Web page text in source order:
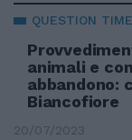
QUESTION TIME
animali e
abbandono:
Biancofiore
20/07/2023